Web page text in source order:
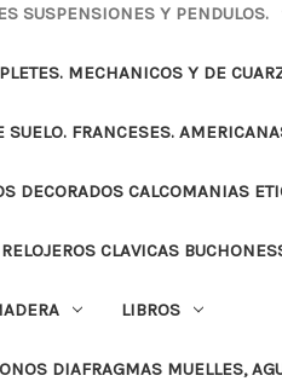
SUSPENSIONES Y PENDULOS.
MECHANICOS Y DE
SUELO. FRANCESES.
DECORADOS CALCOMANIAS
CLAVICAS
LIBROS
DIAFRAGMAS MUELLES,